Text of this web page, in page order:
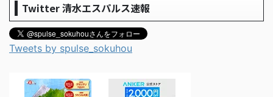
Twitter 清水エスパルス速報
Tweets by spulse_sokuhou